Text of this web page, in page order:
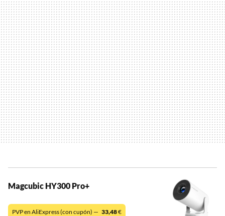
Magcubic HY300 Pro+
PVP en AliExpress (con cupón) — 33,48€